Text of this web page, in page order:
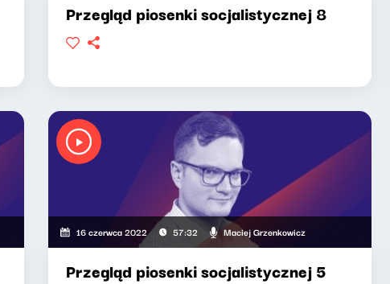
Przegląd piosenki socjalistycznej 8
16 czerwca 2022 57:32 Maciej Grzenkowicz
Przegląd piosenki socjalistycznej 5